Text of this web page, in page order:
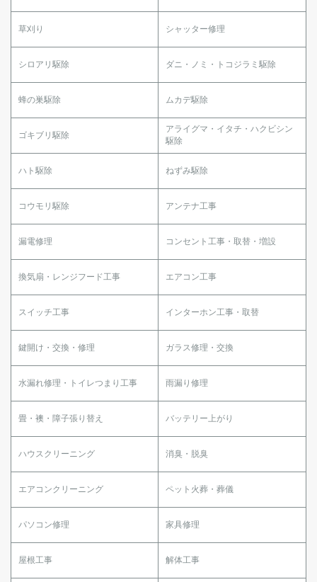
草刈り シャッター修理
シロアリ駆除 ダニ・ノミ・トコジラミ駆除
蜂の巣駆除 ムカデ駆除
ゴキブリ駆除
アライグマ・イタチ・ハクビシン
駆除
ハト駆除 ねずみ駆除
コウモリ駆除 アンテナ工事
漏電修理 コンセント工事・取替・増設
換気扇・レンジフード工事 エアコン工事
スイッチ工事 インターホン工事・取替
鍵開け・交換・修理 ガラス修理・交換
水漏れ修理・トイレつまり工事 雨漏り修理
畳・襖・障子張り替え バッテリー上がり
ハウスクリーニング 消臭・脱臭
エアコンクリーニング ペット火葬・葬儀
パソコン修理 家具修理
屋根工事 解体工事